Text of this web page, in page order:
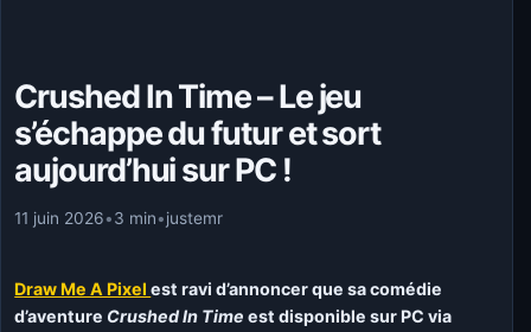
Crushed In Time – Le jeu
s’échappe du futur et sort
aujourd’hui sur PC !
11 juin 2026•3 min•justemr
Draw Me A Pixelest ravi d’annoncer que sa comédie
d’aventure Crushed In Time est disponible sur PC via